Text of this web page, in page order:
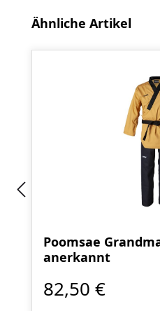
Produktgalerie
Ähnliche Artikel
Poomsae
anerkannt
82,50 €